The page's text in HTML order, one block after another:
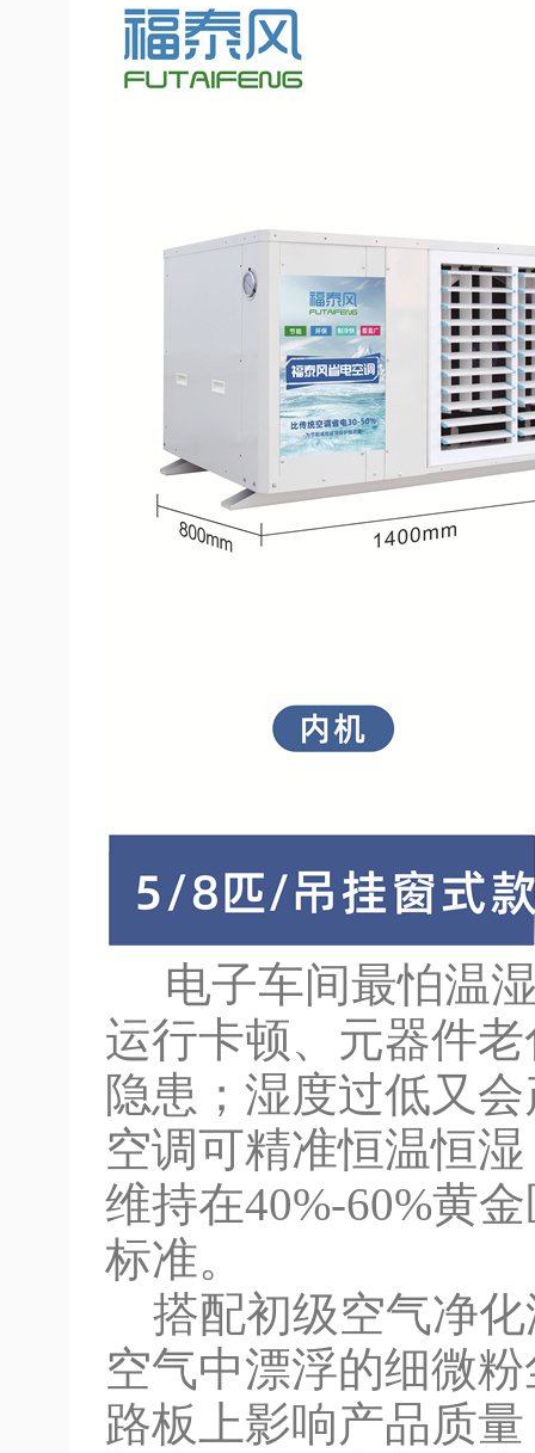
电子车间最怕温湿
运行卡顿、元器件
隐患；湿度过低又
空调可精准恒温恒
维持在40%-60%黄
标准。
搭配初级空气净化
空气中漂浮的细微
路板上影响产品质